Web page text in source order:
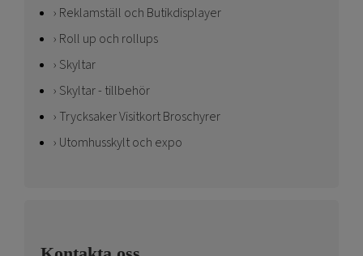
Reklamställ och Butikdisplayer
Roll up och rollups
Skyltar
Skyltar - tillbehör
Trycksaker Visitkort Broschyrer
Utomhusskylt och expo